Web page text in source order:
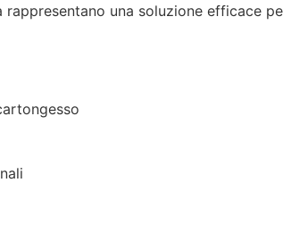
una soluzione efficace